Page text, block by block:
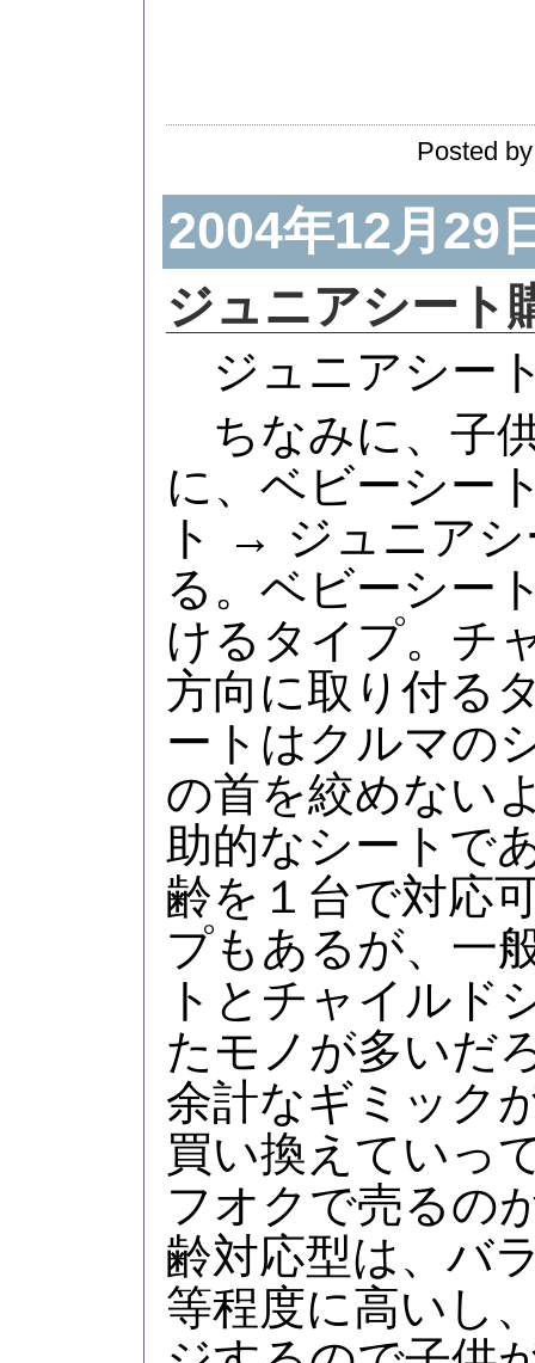
Posted
2004年12月29
ジュニアシート
ジュニアシー
ちなみに、子
に、ベビーシー
ト → ジュニア
る。ベビーシー
けるタイプ。チ
方向に取り付る
ートはクルマの
の首を絞めない
助的なシートで
齢を１台で対応
プもあるが、一
トとチャイルド
たモノが多いだ
余計なギミック
買い換えていっ
フオクで売るの
齢対応型は、バ
等程度に高いし